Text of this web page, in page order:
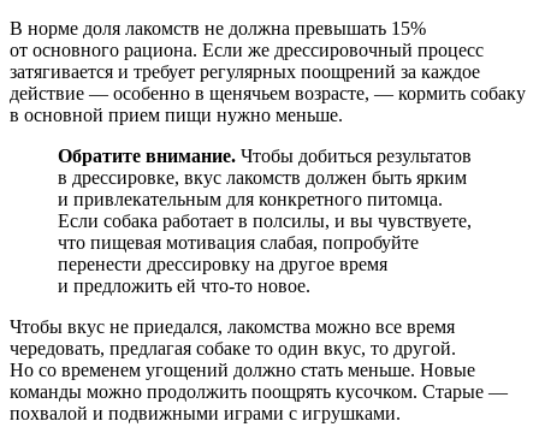
В норме доля лакомств не должна превышать 15%
от основного рациона. Если же дрессировочный процесс
затягивается и требует регулярных поощрений за каждое
действие — особенно в щенячьем возрасте, — кормить собаку
в основной прием пищи нужно меньше.
Обратите внимание. Чтобы добиться результатов
в дрессировке, вкус лакомств должен быть ярким
и привлекательным для конкретного питомца.
Если собака работает в полсилы, и вы чувствуете,
что пищевая мотивация слабая, попробуйте
перенести дрессировку на другое время
и предложить ей что-то новое.
Чтобы вкус не приедался, лакомства можно все время
чередовать, предлагая собаке то один вкус, то другой.
Но со временем угощений должно стать меньше. Новые
команды можно продолжить поощрять кусочком. Старые —
похвалой и подвижными играми с игрушками.